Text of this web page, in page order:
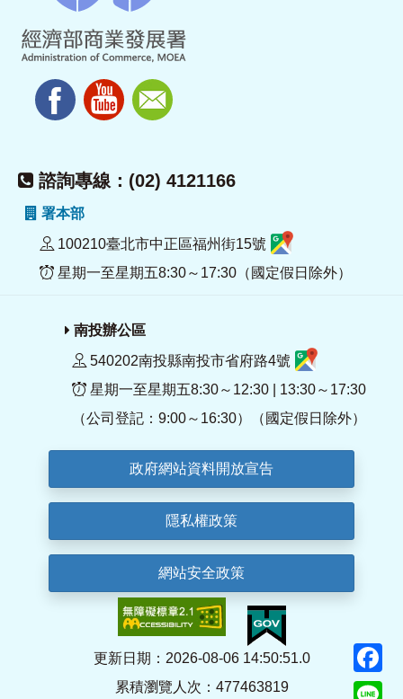
諮詢專線：(02) 4121166
署本部
100210臺北市中正區福州街15號
星期一至星期五8:30～17:30（國定假日除外）
南投辦公區
540202南投縣南投市省府路4號
星期一至星期五8:30～12:30 | 13:30～17:30
（公司登記：9:00～16:30）（國定假日除外）
政府網站資料開放宣告
隱私權政策
網站安全政策
更新日期：2026-08-06 14:50:51.0
累積瀏覽人次：477463819